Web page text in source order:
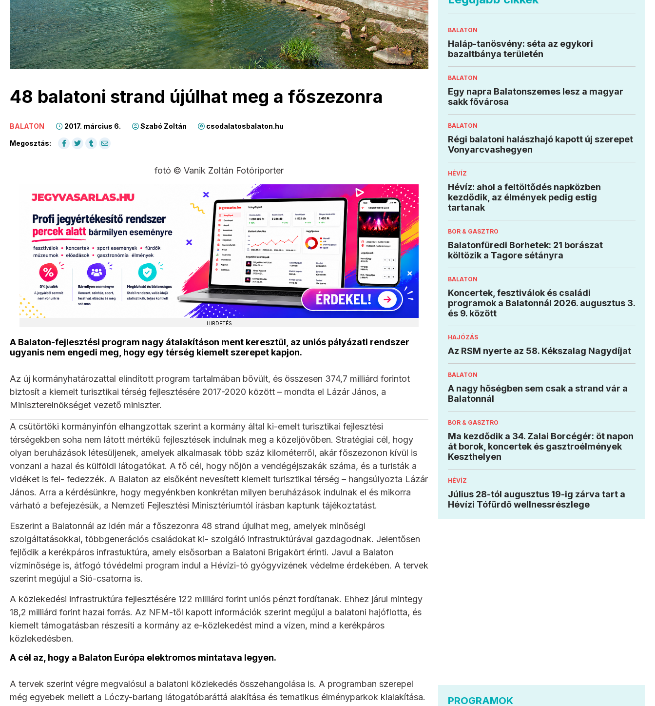
48 balatoni strand újúlhat meg a főszezonra
BALATON 2017. március 6. Szabó Zoltán csodalatosbalaton.hu
Megosztás:
fotó © Vanik Zoltán Fotóriporter
HIRDETÉS
A Balaton-fejlesztési program nagy átalakításon ment keresztül, az uniós pályázati rendszer
ugyanis nem engedi meg, hogy egy térség kiemelt szerepet kapjon.
Az új kormányhatározattal elindított program tartalmában bővült, és összesen 374,7 milliárd forintot
biztosít a kiemelt turisztikai térség fejlesztésére 2017-2020 között – mondta el Lázár János, a
Miniszterelnökséget vezető miniszter.
A csütörtöki kormányinfón elhangzottak szerint a kormány által ki-emelt turisztikai fejlesztési
térségekben soha nem látott mértékű fejlesztések indulnak meg a közeljövőben. Stratégiai cél, hogy
olyan beruházások létesüljenek, amelyek alkalmasak több száz kilométerről, akár főszezonon kívül is
vonzani a hazai és külföldi látogatókat. A fő cél, hogy nőjön a vendégéjszakák száma, és a turisták a
vidéket is fel- fedezzék. A Balaton az elsőként nevesített kiemelt turisztikai térség – hangsúlyozta Lázár
János. Arra a kérdésünkre, hogy megyénkben konkrétan milyen beruházások indulnak el és mikorra
várható a befejezésük, a Nemzeti Fejlesztési Minisztériumtól írásban kaptunk tájékoztatást.
Eszerint a Balatonnál az idén már a főszezonra 48 strand újulhat meg, amelyek minőségi
szolgáltatásokkal, többgenerációs családokat ki- szolgáló infrastruktúrával gazdagodnak. Jelentősen
fejlődik a kerékpáros infrastuktúra, amely elsősorban a Balatoni Brigakört érinti. Javul a Balaton
vízminősége is, átfogó tóvédelmi program indul a Hévízi-tó gyógyvizének védelme érdekében. A tervek
szerint megújul a Sió-csatorna is.
A közlekedési infrastruktúra fejlesztésére 122 milliárd forint uniós pénzt fordítanak. Ehhez járul mintegy
18,2 milliárd forint hazai forrás. Az NFM-től kapott információk szerint megújul a balatoni hajóflotta, és
kiemelt támogatásban részesíti a kormány az e-közlekedést mind a vízen, mind a kerékpáros
közlekedésben.
A cél az, hogy a Balaton Európa elektromos mintatava legyen.
A tervek szerint végre megvalósul a balatoni közlekedés összehangolása is. A programban szerepel
még egyebek mellett a Lóczy-barlang látogatóbaráttá alakítása és tematikus élményparkok kialakítása.
BALATON
Haláp-tanösvény: séta az egykori
bazaltbánya területén
BALATON
Egy napra Balatonszemes lesz a magyar
sakk fővárosa
BALATON
Régi balatoni halászhajó kapott új szerepet
Vonyarcvashegyen
HÉVÍZ
Hévíz: ahol a feltöltődés napközben
kezdődik, az élmények pedig estig
tartanak
BOR & GASZTRO
Balatonfüredi Borhetek: 21 borászat
költözik a Tagore sétányra
BALATON
Koncertek, fesztiválok és családi
programok a Balatonnál 2026. augusztus 3.
és 9. között
HAJÓZÁS
Az RSM nyerte az 58. Kékszalag Nagydíjat
BALATON
A nagy hőségben sem csak a strand vár a
Balatonnál
BOR & GASZTRO
Ma kezdődik a 34. Zalai Borcégér: öt napon
át borok, koncertek és gasztroélmények
Keszthelyen
HÉVÍZ
Július 28-tól augusztus 19-ig zárva tart a
Hévízi Tófürdő wellnessrészlege
PROGRAMOK